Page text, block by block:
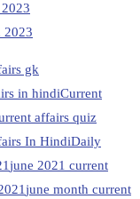
2023
gk
in hindiCurrent
affairs quiz
In HindiDaily
june 2021 current
june month current